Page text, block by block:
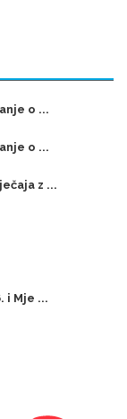
o ...
o ...
z ...
i Mje ...